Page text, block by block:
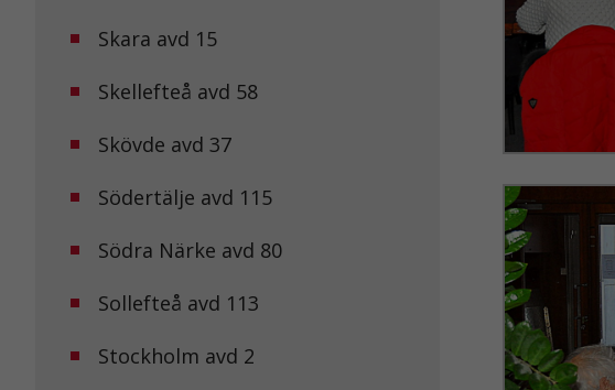
Skara avd 15
Skellefteå avd 58
Skövde avd 37
Södertälje avd 115
Södra Närke avd 80
Sollefteå avd 113
Stockholm avd 2